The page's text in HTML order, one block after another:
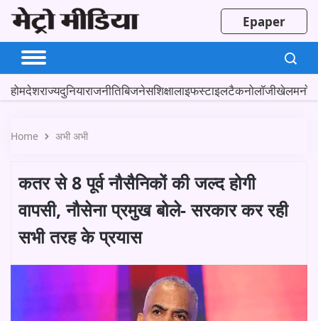
Epaper
होमदेशराज्यदुनियाराजनीतिबिजनेसशिक्षालाइफस्टाइलटैकनोलॉजीखेल
Home अभी अभी
कतर से 8 पूर्व नौसैनिकों की जल्द होगी
वापसी, नौसेना प्रमुख बोले- सरकार कर रही
सभी तरह के प्रयास